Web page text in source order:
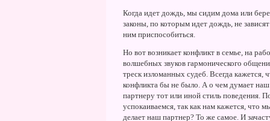
Когда идет дождь, мы сидим дома или
законы, по которым идет дождь, не
ним приспособиться.
Hо вот возникает конфликт в семье, на
волшебных звуков гармонического
треск изломанных судеб. Всегда
конфликта бы не было. А о чем думает
партнеру тот или иной стиль поведения.
успокаиваемся, так как нам кажется, что
делает наш партнер? То же самое. И